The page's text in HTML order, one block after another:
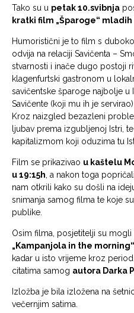
Tako su u petak 10.svibnja
kratki film „Šparoge“
Humoristični je to film s
odvija na relaciji Savičenta –
stvarnosti i inače dugo postoji
klagenfurtski gastronom u
savičentske šparoge najbolje u
Savičente (koji mu ih je
Kroz naizgled bezazleni
ljubav prema izgubljenoj Istri,
kapitalizmom koji oduzima tu
Film se prikazivao u kaštelu
u 19:15h , a nakon toga
nam otkrili kako su došli na
snimanja samog filma te koje
publike.
Osim filma, posjetitelji su
„Kampanjola in the morning“
kadar u isto vrijeme kroz
citatima samog autora Darka
Izložba je bila izložena na
večernjim satima.